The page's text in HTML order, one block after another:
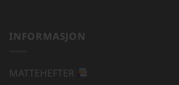
INFORMASJON
MATTEHEFTER